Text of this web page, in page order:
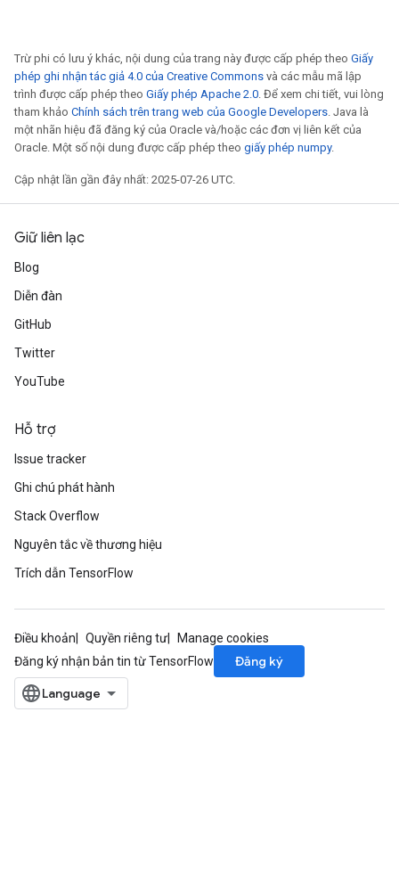
Trừ phi có lưu ý khác, nội dung của trang này được cấp phép theo Giấy
phép ghi nhận tác giả 4.0 của Creative Commons và các mẫu mã lập
trình được cấp phép theo Giấy phép Apache 2.0. Để xem chi tiết, vui lòng
tham khảo Chính sách trên trang web của Google Developers. Java là
một nhãn hiệu đã đăng ký của Oracle và/hoặc các đơn vị liên kết của
Oracle. Một số nội dung được cấp phép theo giấy phép numpy.
Cập nhật lần gần đây nhất: 2025-07-26 UTC.
Giữ liên lạc
Blog
Diễn đàn
GitHub
Twitter
YouTube
Hỗ trợ
Issue tracker
Ghi chú phát hành
Stack Overflow
Nguyên tắc về thương hiệu
Trích dẫn TensorFlow
Điều khoản Quyền riêng tư
Manage cookies
Đăng ký nhận bản tin từ TensorFlow
Đăng ký